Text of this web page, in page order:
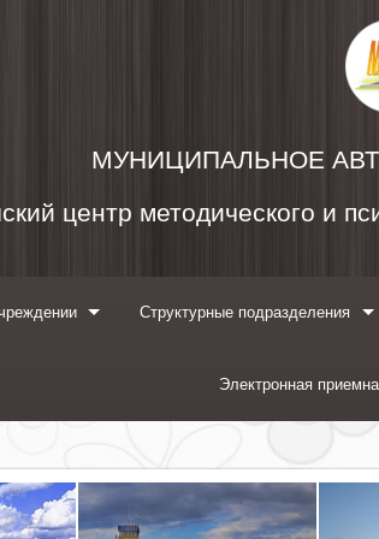
МУНИЦИПАЛЬНОЕ
центр методического и
Структурные подразделения
Электронная